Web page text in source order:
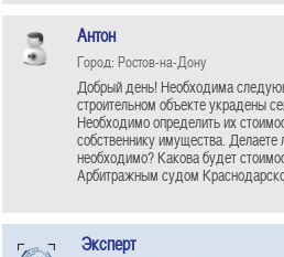
Антон
Город: Ростов-на-Дону
Добрый день! Необходима
строительном объекте украдены
Необходимо определить их
собственнику имущества.
необходимо? Какова будет
Арбитражным судом
Эксперт